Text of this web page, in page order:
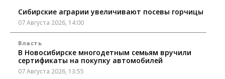
Сибирские аграрии увеличивают посевы горчицы
07 Августа 2026, 14:00
Власть
В Новосибирске многодетным семьям вручили
сертификаты на покупку автомобилей
07 Августа 2026, 13:55